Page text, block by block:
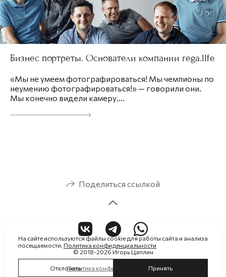
Бизнес портреты. Основатели компании rega.lIfe
«Мы не умеем фотографироваться! Мы чемпионы по
неумению фотографироваться!» — говорили они.
Мы конечно видели камеру,...
Поделиться ссылкой
© 2018-2026 Игорь Цаплин
Политика конфиденциальности
На сайте используются файлы cookie для работы сайта и анализа
посещаемости. Политика конфиденциальности
Отклонить Принять